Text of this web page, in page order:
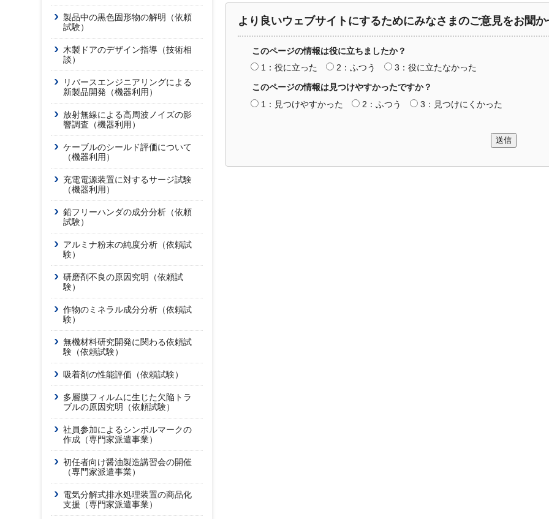
製品中の黒色固形物の解明（依頼
試験）
木製ドアのデザイン指導（技術相
談）
リバースエンジニアリングによる
新製品開発（機器利用）
放射無線による高周波ノイズの影
響調査（機器利用）
ケーブルのシールド評価について
（機器利用）
充電電源装置に対するサージ試験
（機器利用）
鉛フリーハンダの成分分析（依頼
試験）
アルミナ粉末の純度分析（依頼試
験）
研磨剤不良の原因究明（依頼試
験）
作物のミネラル成分分析（依頼試
験）
無機材料研究開発に関わる依頼試
験（依頼試験）
吸着剤の性能評価（依頼試験）
多層膜フィルムに生じた欠陥トラ
ブルの原因究明（依頼試験）
社員参加によるシンボルマークの
作成（専門家派遣事業）
初任者向け醤油製造講習会の開催
（専門家派遣事業）
電気分解式排水処理装置の商品化
支援（専門家派遣事業）
より良いウェブサイトにするためにみなさまのご意見をお聞
このページの情報は役に立ちましたか？
1：役に立った
2：ふつう
3：役に立たなかった
このページの情報は見つけやすかったですか？
1：見つけやすかった
2：ふつう 3：見つけにくかった
送信